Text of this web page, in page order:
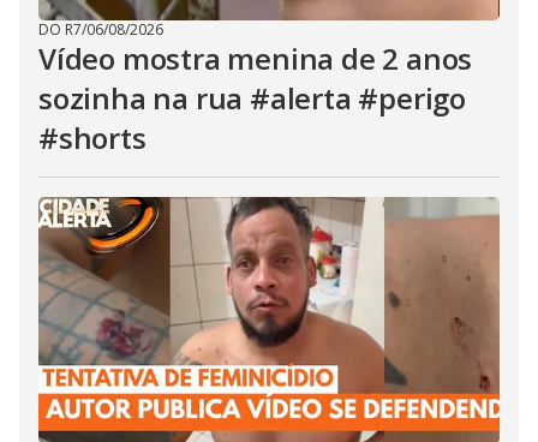
DO R7/06/08/2026
Vídeo mostra menina de 2 anos
sozinha na rua #alerta #perigo
#shorts